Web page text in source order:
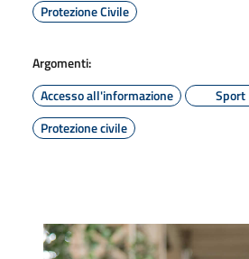
Protezione Civile
Argomenti:
Accesso all'informazione
Sport
Protezione civile